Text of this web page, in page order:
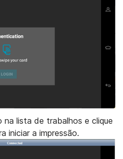
na lista de trabalhos e clique
iniciar a impressão.